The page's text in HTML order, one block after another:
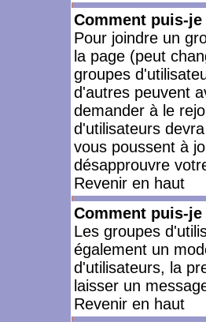
Comment puis-
Pour joindre un
la page (peut
groupes
d'autres peuvent
demander à le
d'utilisateurs
vous poussent à
désapprouvre
Revenir en haut
Comment puis-
Les groupes
également un
d'utilisateurs, la
laisser un
Revenir en haut